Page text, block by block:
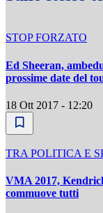
STOP FORZATO
Ed Sheeran,
prossime date del
18 Ott 2017 - 12:20
TRA POLITICA E
VMA 2017,
commuove tutti